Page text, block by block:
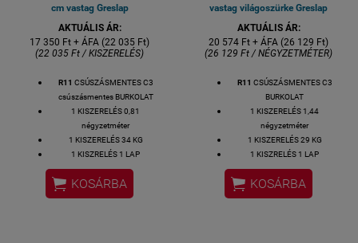
cm vastag Greslap
AKTUÁLIS ÁR:
17 350 Ft + ÁFA (22 035 Ft)
(22 035 Ft / KISZERELÉS)
R11 CSÚSZÁSMENTES C3
csúszásmentes BURKOLAT
1 KISZERELÉS 0,81
négyzetméter
1 KISZERELÉS 34 KG
1 KISZRELÉS 1 LAP
1 LAP MÉRETE: 90x90x2 cm
VASTAGSÁG: 2 CM
ALAPANYAG: GRES
 KOSÁRBA
vastag világoszürke Greslap
AKTUÁLIS ÁR:
20 574 Ft + ÁFA (26 129 Ft)
(26 129 Ft / NÉGYZETMÉTER)
R11 CSÚSZÁSMENTES C3
BURKOLAT
1 KISZERELÉS 1,44
négyzetméter
1 KISZERELÉS 29 KG
1 KISZRELÉS 1 LAP
1 LAP MÉRETE: 60x120x2 cm
VASTAGSÁG: 2 CM
ALAPANYAG: GRES
 KOSÁRBA